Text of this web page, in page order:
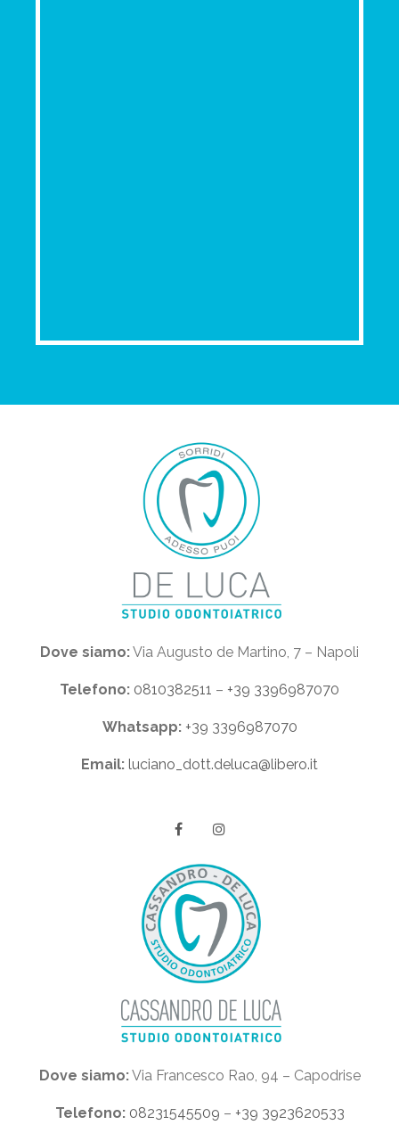
Dove siamo:Via Augusto de Martino, 7 – Napoli
Telefono: 0810382511 – +39 3396987070
Whatsapp: +39 3396987070
Email: luciano_dott.deluca@libero.it
Dove siamo:Via Francesco Rao, 94 – Capodrise
Telefono: 08231545509 – +39 3923620533